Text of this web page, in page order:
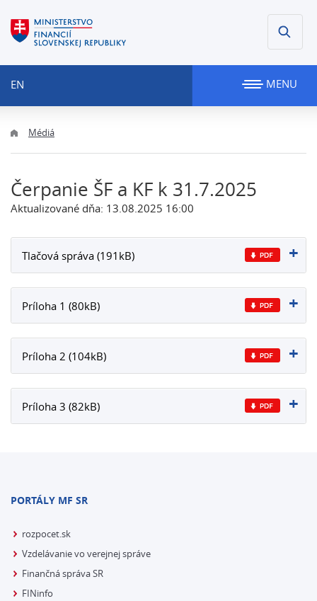
EN MENU
Médiá
Čerpanie ŠF a KF k 31.7.2025
Aktualizované dňa: 13.08.2025 16:00
Tlačová správa (191kB)
Príloha 1 (80kB)
Príloha 2 (104kB)
Príloha 3 (82kB)
PORTÁLY MF SR
rozpocet.sk
Vzdelávanie vo verejnej správe
Finančná správa SR
FINinfo